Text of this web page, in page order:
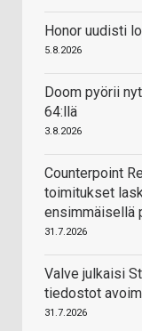
Honor uudisti
5.8.2026
Doom pyörii
64:llä
3.8.2026
Counterpoint
toimitukset
ensimmäisellä
31.7.2026
Valve julkaisi
tiedostot
31.7.2026